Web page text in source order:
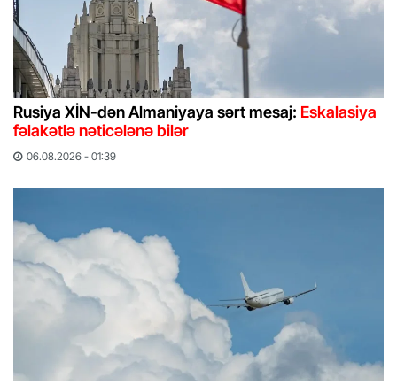
Rusiya XİN-dən Almaniyaya sərt mesaj: Eskalasiya
fəlakətlə nəticələnə bilər
06.08.2026 - 01:39